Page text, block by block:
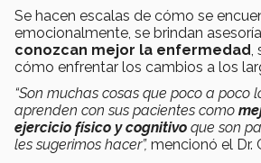
Se hacen escalas de cómo se
emocionalmente, se brindan
conozcan mejor la enfermedad,
cómo enfrentar los cambios a los
“Son muchas cosas que poco a poco
aprenden con sus pacientes como
ejercicio físico y cognitivo que son
les sugerimos hacer”, mencionó el Dr.